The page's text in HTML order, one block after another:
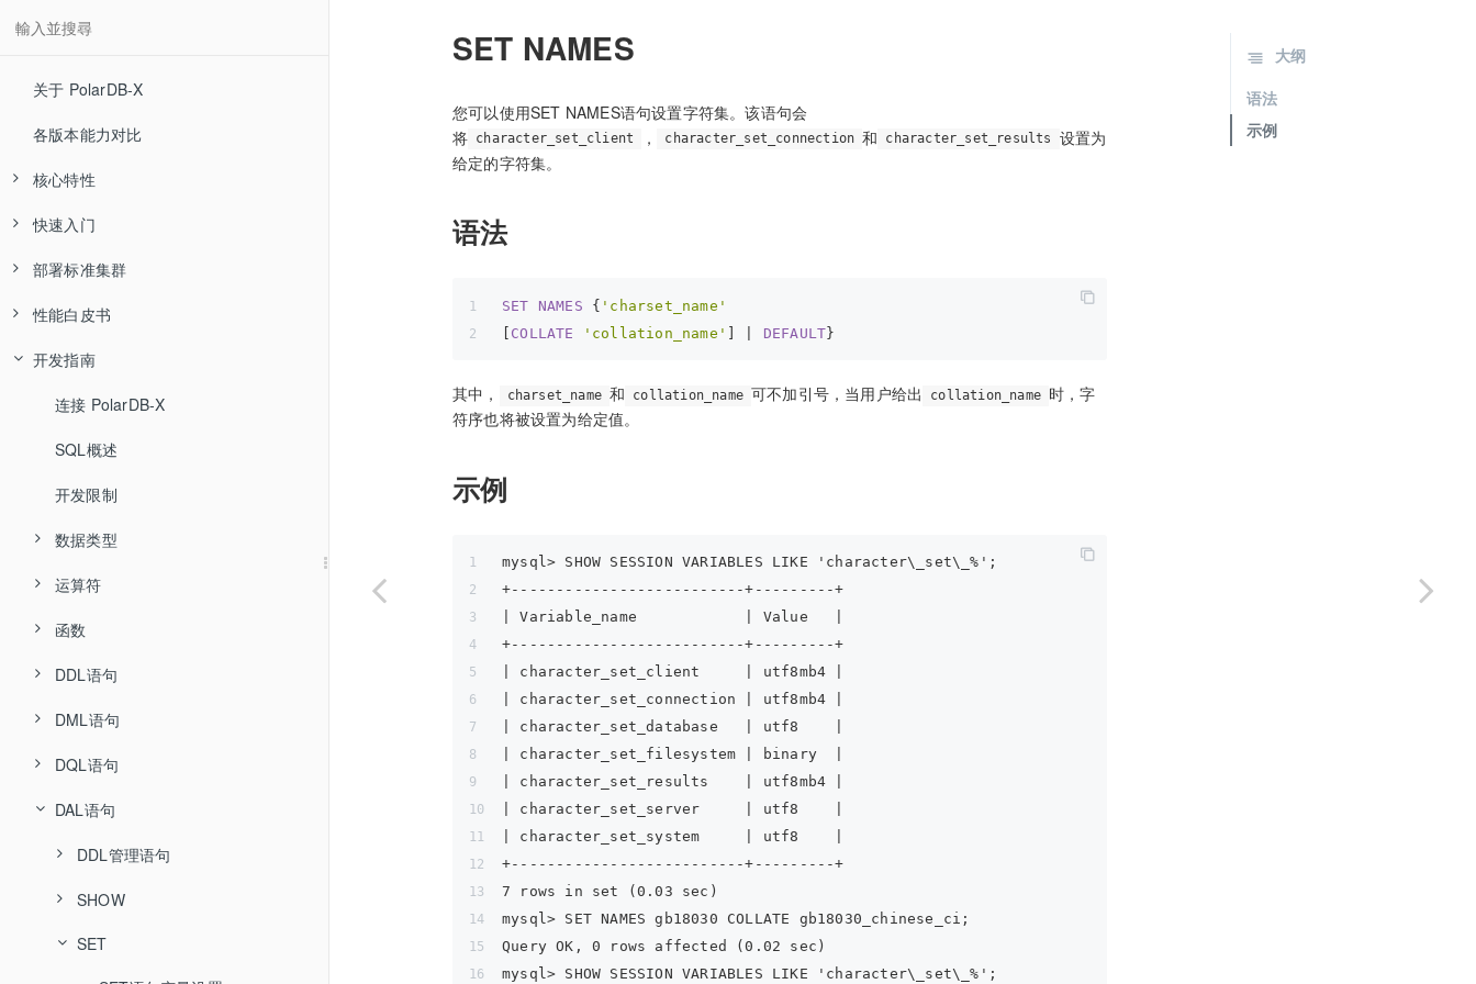
关于 PolarDB-X
各版本能力对比
核心特性
高可用和容灾
分布式事务
水平扩展
MySQL 生态兼容
全局二级索引
混合负载 HTAP
全局变更日志 CDC
快速入门
快速体验
通过 PXD 部署集群
通过 K8S 部署
源码编译安装
部署标准集群
部署流程
软硬件配置建议
系统与环境配置
软件包下载
安装 Docker 与镜像仓库
安装 Kubernetes
数据库部署(分布式)
通过 PXD 部署
通过 Kubernetes 部署
数据库部署(集中式)
通过 RPM 部署
私有镜像仓库说明
性能白皮书
集中式
Sysbench 测试报告
TPC-C 测试报告
分布式
Sysbench 测试报告
TPC-C 测试报告
TPC-H 测试报告
开发指南
连接 PolarDB-X
SQL概述
开发限制
数据类型
数值类型
字符串类型
Collation 类型
日期和时间类型
JSON 类型
运算符
逻辑运算符
算术运算符
比较运算符
位运算符
赋值运算符
运算符优先级
函数
拆分函数
HASH
STR_HASH
UNI_HASH
RANGE_HASH
RIGHT_SHIFT
MM
日期时间函数
字符串函数
转换函数
聚合函数
数学函数
比较函数
DDL语句
分库分表语法
CREATE DATABASE
DROP DATABASE
CREATE TABLE
DROP TABLE
ALTER TABLE
分区表语法
CREATE DATABASE
DROP DATABASE
CREATE TABLEGROUP
DROP TABLEGROUP
DML语句
INSERT
REPLACE
UPDATE
DELETE
SOURCE
DQL语句
SELECT
子查询
DAL语句
DDL管理语句
SHOW DDL
SHOW DDL RESULT
SHOW
SHOW HELP
SET
SET NAMES
您可以使用SET NAMES语句设置字符集。该语句会
将 character_set_client ， character_set_connection 和 character_set_results
设置为
给定的字符集。
语法
SET NAMES { 'charset_name'
[ COLLATE 'collation_name' ] | DEFAULT}
其中， charset_name 和 collation_name 可不加引号，当用户给出 collation_name 时，字
符序也将被设置为给定值。
示例
mysql> SHOW SESSION VARIABLES LIKE 'character\_set\_%';
+--------------------------+---------+
| Variable_name            | Value   |
+--------------------------+---------+
| character_set_client     | utf8mb4 |
| character_set_connection | utf8mb4 |
| character_set_database   | utf8    |
| character_set_filesystem | binary  |
| character_set_results    | utf8mb4 |
| character_set_server     | utf8    |
| character_set_system     | utf8    |
+--------------------------+---------+
7 rows in set (0.03 sec)
mysql> SET NAMES gb18030 COLLATE gb18030_chinese_ci;
Query OK, 0 rows affected (0.02 sec)
mysql> SHOW SESSION VARIABLES LIKE 'character\_set\_%';
大纲
语法
示例